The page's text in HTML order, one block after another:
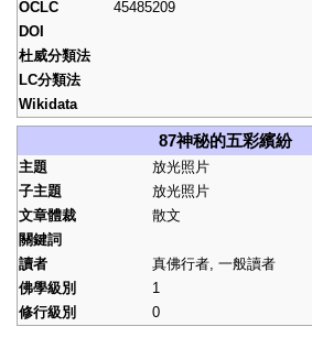
OCLC
45485209
DOI
杜威分類法
LC分類法
Wikidata
87神秘的五彩繽紛
主題
放光照片
子主題
放光照片
文章體裁
散文
關鍵詞
讀者
真佛行者, 一般讀者
佛學級別
1
修行級別
0